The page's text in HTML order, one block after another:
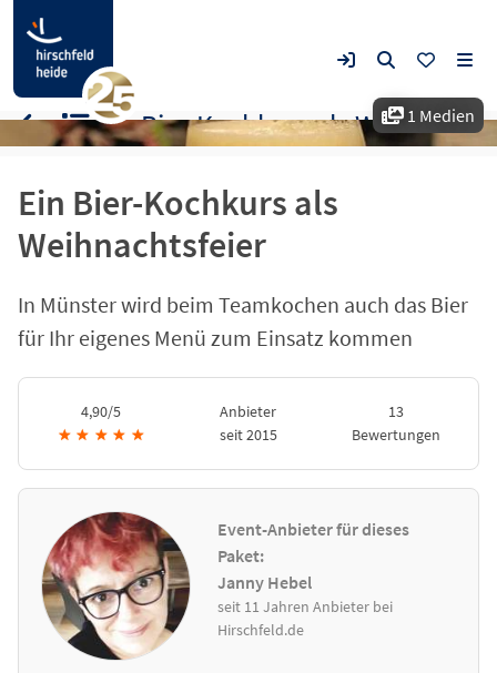
1 Medien
Ein Bier-Kochkurs als
Weihnachtsfeier
In Münster wird beim Teamkochen auch das Bier
für Ihr eigenes Menü zum Einsatz kommen
4,90/5
★ ★ ★ ★ ★
Anbieter
seit 2015
13
Bewertungen
Event-Anbieter für dieses
Paket:
Janny Hebel
seit 11 Jahren Anbieter bei
Hirschfeld.de
Ein Bier-Kochkurs als Weihnachtsfeier